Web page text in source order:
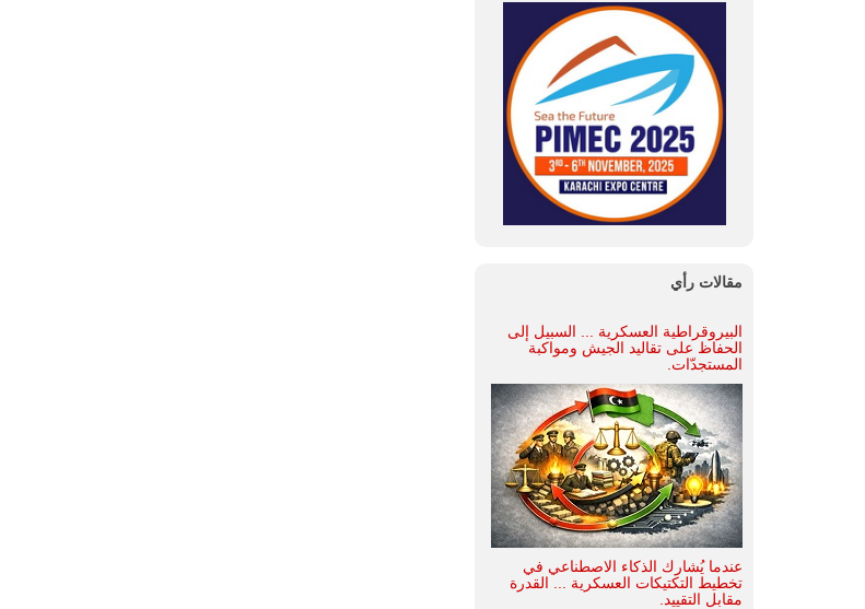
مقالات رأي
البيروقراطية العسكرية ... السبيل إلى
الحفاظ على تقاليد الجيش ومواكبة
المستجدّات.
عندما يُشارك الذكاء الاصطناعي في
تخطيط التكتيكات العسكرية ... القدرة
مقابل التقييد.